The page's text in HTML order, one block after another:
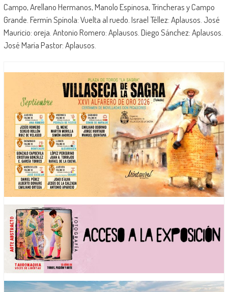
Campo, Arellano Hermanos, Manolo Espinosa, Trincheras y Campo
Grande. Fermín Spínola: Vuelta al ruedo. Israel Téllez: Aplausos. José
Mauricio: oreja. Antonio Romero: Aplausos. Diego Sánchez: Aplausos.
José María Pastor: Aplausos.